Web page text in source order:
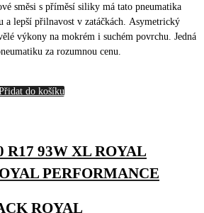
směsi s příměsí siliky má tato pneumatika
a lepší přilnavost v zatáčkách. Asymetrický
výkony na mokrém i suchém povrchu. Jedná
za rozumnou cenu.
do košíku
R17 93W XL ROYAL
PERFORMANCE
ROYAL